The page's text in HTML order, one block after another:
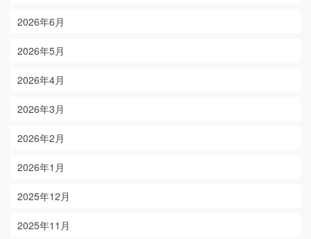
2026年6月
2026年5月
2026年4月
2026年3月
2026年2月
2026年1月
2025年12月
2025年11月